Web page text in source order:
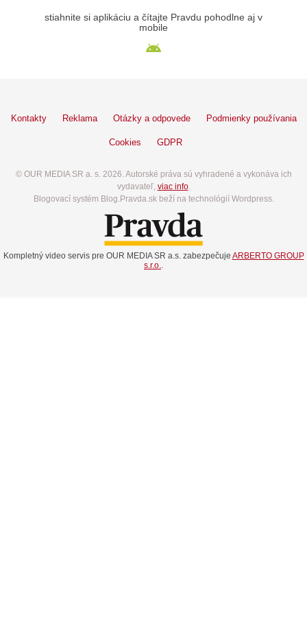
stiahnite si aplikáciu a čítajte Pravdu pohodlne aj v
mobile
Kontakty Reklama Otázky a odpovede Podmienky používania
Cookies GDPR
© OUR MEDIA SR a. s. 2026. Autorské práva sú vyhradené a vykonáva ich
vydavateľ, viac info.
Blogovací systém Blog.Pravda.sk beží na technológií Wordpress.
Kompletný video servis pre OUR MEDIA SR a.s. zabezpečuje ARBERTO GROUP
s.r.o..